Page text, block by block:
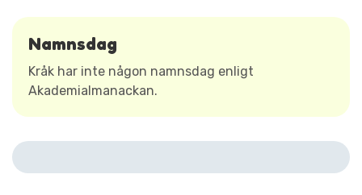
Namnsdag
Kråk har inte någon namnsdag enligt
Akademialmanackan.